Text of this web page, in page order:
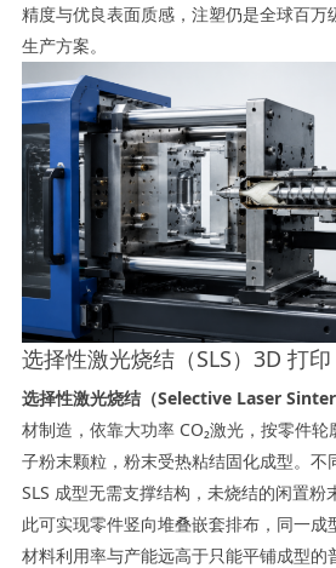
精度与优良表面质感，注塑仍是全球百万
生产方案。
选择性激光烧结（SLS）3D 打印
选择性激光烧结（Selective Laser
材制造，依靠大功率 CO₂激光，按零件
子粉末颗粒，粉末受热粘结固化成型。不
SLS 成型无需支撑结构，未烧结的闲置粉
此可实现零件竖向堆叠嵌套排布，同一成
材料利用率与产能远高于只能平铺成型的